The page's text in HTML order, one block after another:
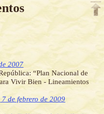
2007
“Plan Nacional de
Vivir Bien - Lineamientos
de febrero de 2009